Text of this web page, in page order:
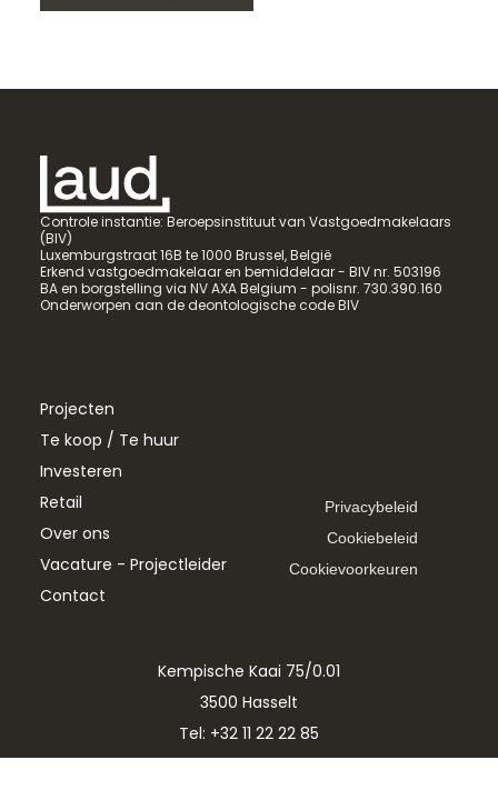
Vacature - ProjectleiderT:+32 (0)11 22 22 85
Controle instantie: Beroepsinstituut van Vastgoedmakelaars
(BIV)
Luxemburgstraat 16B te 1000 Brussel, België
Erkend vastgoedmakelaar en bemiddelaar - BIV nr. 503196
BA en borgstelling via NV AXA Belgium - polisnr. 730.390.160
Onderworpen aan de deontologische code BIV
Projecten
Te koop / Te huur
Investeren
Retail
Over ons
Vacature - Projectleider
Contact
Kempische Kaai 75/0.01
3500 Hasselt
Tel: +32 11 22 22 85
info@livelaud.be
Privacybeleid
Cookiebeleid
Cookievoorkeuren